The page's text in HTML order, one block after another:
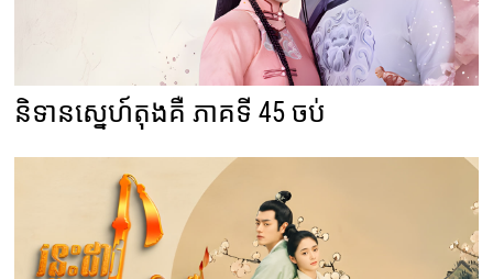
និទានស្នេហ៍តុងគឺ ភាគទី 45 ចប់